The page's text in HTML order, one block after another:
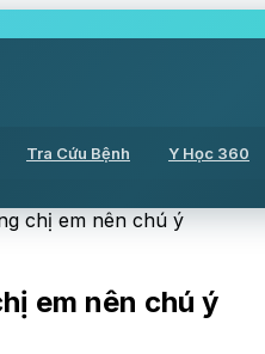
Tra Cứu Bệnh Y Học 360
chị em nên chú ý
em nên chú ý